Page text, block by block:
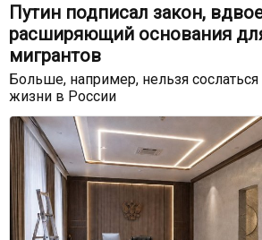
Путин подписал закон,
расширяющий основания
мигрантов
Больше, например, нельзя
жизни в России